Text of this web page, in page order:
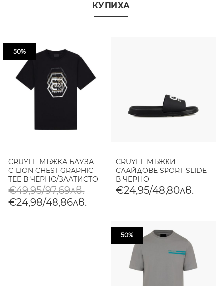
КУПИХА
50%
CRUYFF МЪЖКА БЛУЗА
C-LION CHEST GRAPHIC
TEE В ЧЕРНО/ЗЛАТИСТО
€49,95/97,69лв.
€24,98/48,86лв.
CRUYFF МЪЖКИ
СЛАЙДОВЕ SPORT SLIDE
В ЧЕРНО
€24,95/48,80лв.
50%